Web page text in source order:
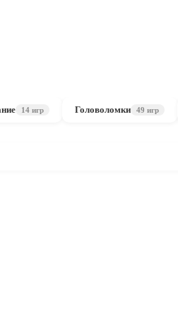
14 игр Головоломки 49 игр